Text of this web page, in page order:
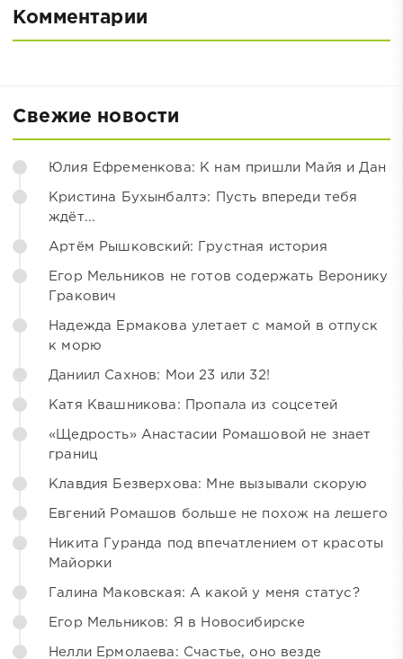
Комментарии
Свежие новости
Юлия Ефременкова: К нам пришли Майя и Дан
Кристина Бухынбалтэ: Пусть впереди тебя
ждёт...
Артём Рышковский: Грустная история
Егор Мельников не готов содержать Веронику
Гракович
Надежда Ермакова улетает с мамой в отпуск
к морю
Даниил Сахнов: Мои 23 или 32!
Катя Квашникова: Пропала из соцсетей
«Щедрость» Анастасии Ромашовой не знает
границ
Клавдия Безверхова: Мне вызывали скорую
Евгений Ромашов больше не похож на лешего
Никита Гуранда под впечатлением от красоты
Майорки
Галина Маковская: А какой у меня статус?
Егор Мельников: Я в Новосибирске
Нелли Ермолаева: Счастье, оно везде